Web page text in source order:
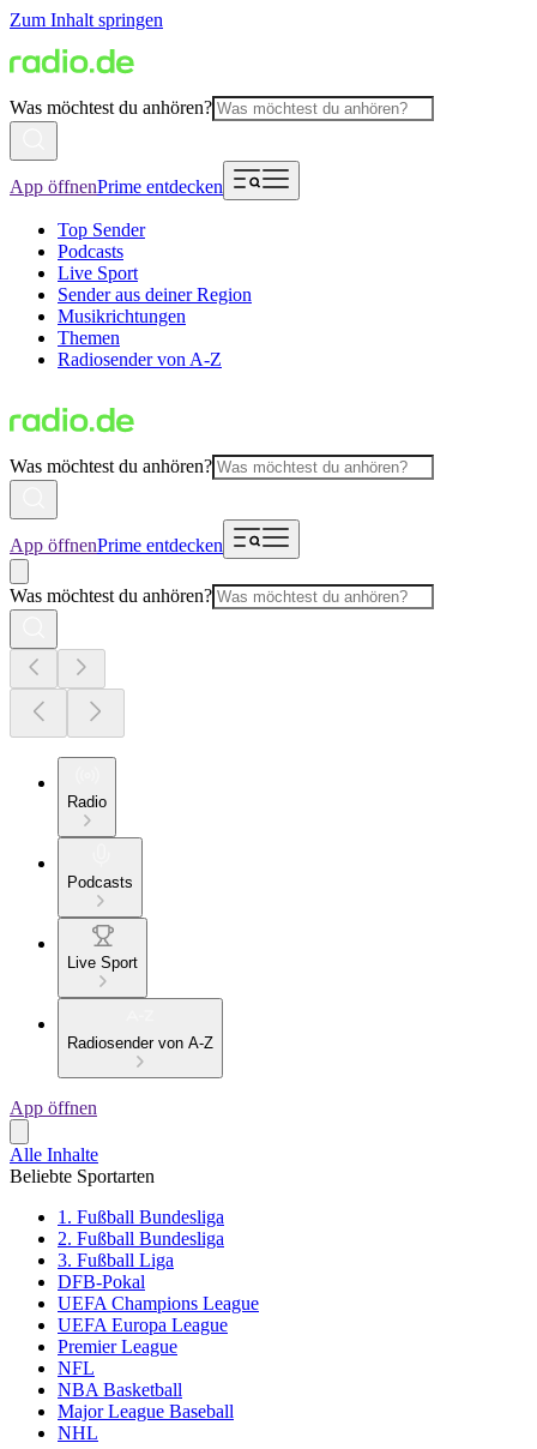
Zum Inhalt springen
Was möchtest du anhören?
App öffnenPrime entdecken
Top Sender
Podcasts
Live Sport
Sender aus deiner Region
Musikrichtungen
Themen
Radiosender von A-Z
Was möchtest du anhören?
App öffnenPrime entdecken
Was möchtest du anhören?
Radio
Podcasts
Live Sport
Radiosender von A-Z
App öffnen
Alle Inhalte
Beliebte Sportarten
1. Fußball Bundesliga
2. Fußball Bundesliga
3. Fußball Liga
DFB-Pokal
UEFA Champions League
UEFA Europa League
Premier League
NFL
NBA Basketball
Major League Baseball
NHL